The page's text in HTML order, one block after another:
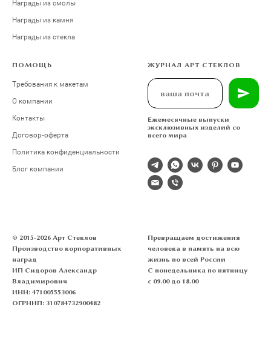
Награды из смолы
Награды из камня
Награды из стекла
ПОМОЩЬ
Требования к макетам
О компании
Контакты
Договор-оферта
Политика конфиденциальности
Блог компании
ЖУРНАЛ АРТ СТЕКЛОВ
Ежемесячные выпуски
эксклюзивных изделий со
всего мира
© 2015-2026 Арт Стеклов
Производство корпоративных
наград
ИП Сидоров Александр
Владимирович
ИНН: 471005553006
ОГРНИП: 310784732900482
Превращаем достижения
человека в память на всю
жизнь по всей России
С понедельника по пятницу
с 09.00 до 18.00